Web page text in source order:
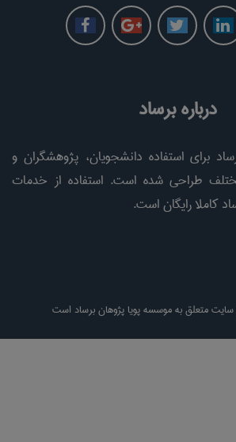
درباره برساد
برای استفاده دانشجویان، پژوهشگران و
طراحی شده است. استفاده از خدمات
کاملا رایگان است.
متعلق به موسسه پویا پژوهان برساد است